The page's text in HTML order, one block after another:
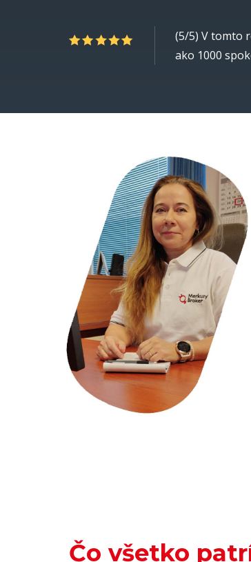
(5/5) V tomto
ako 1000
Čo všetko